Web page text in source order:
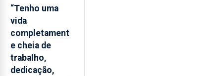
“Tenho uma
vida
completament
e cheia de
trabalho,
dedicação,